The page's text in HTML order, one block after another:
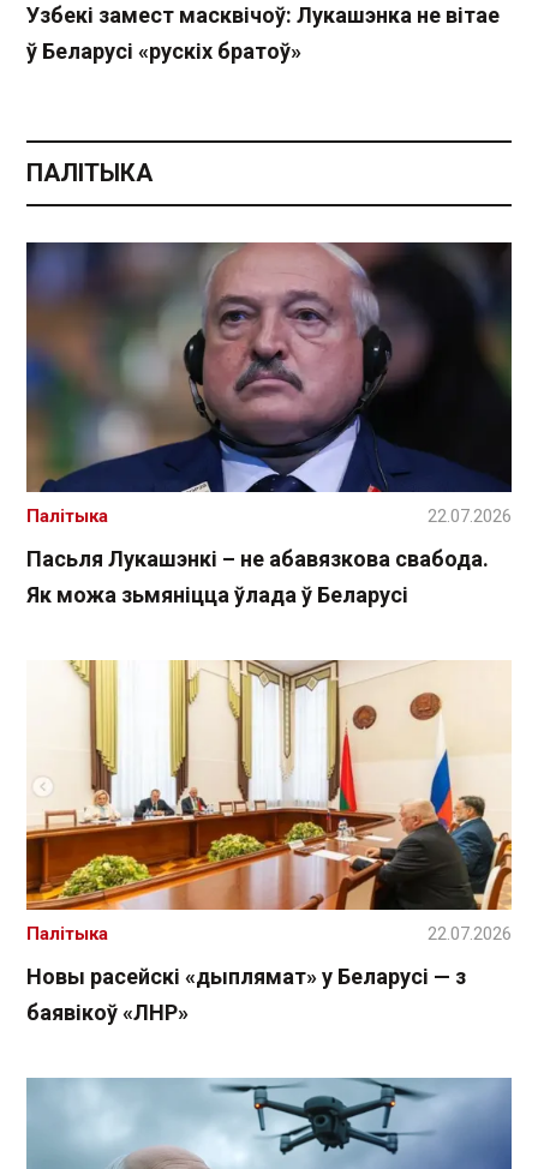
Узбекі замест масквічоў: Лукашэнка не вітае
ў Беларусі «рускіх братоў»
ПАЛІТЫКА
Пасьля Лукашэнкі – не абавязкова свабода.
Як можа зьмяніцца ўлада ў Беларусі
Палітыка 22.07.2026
Новы расейскі «дыплямат» у Беларусі — з
баявікоў «ЛНР»
Палітыка 22.07.2026